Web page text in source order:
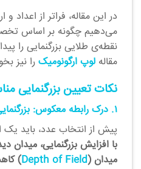
در این مقاله، فراتر از اعداد
می‌دهیم چگونه بر اساس
نقطه‌ی طلایی بزرگنمایی را
مقاله لوپ ارگونومیکرا نیز
نکات تعیین بزرگنمایی
پیش از انتخاب عدد، باید یک
میدان (Depth of Field
)